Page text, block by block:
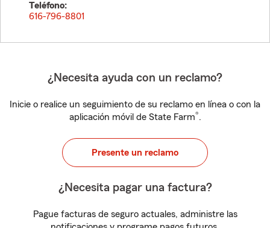
Teléfono:
616-796-8801
¿Necesita ayuda con un reclamo?
Inicie o realice un seguimiento de su reclamo en línea o con la
aplicación móvil de State Farm®.
Presente un reclamo
¿Necesita pagar una factura?
Pague facturas de seguro actuales, administre las